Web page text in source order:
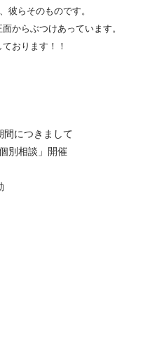
彼らそのものです。
からぶつけあっています。
おります！！
間につきまして
別相談」開催